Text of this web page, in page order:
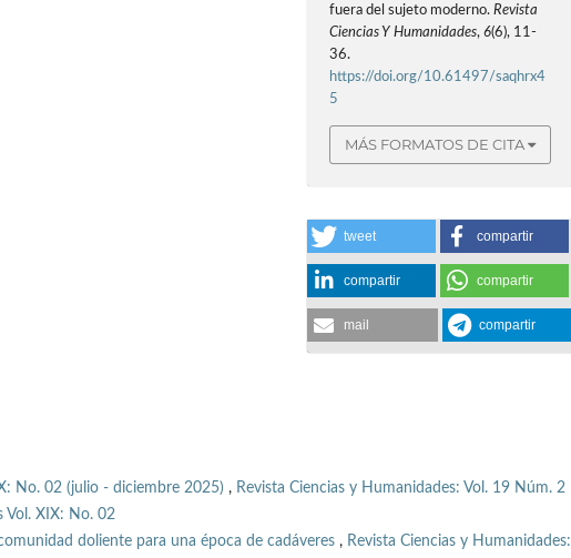
fuera del sujeto moderno.Revista
Ciencias Y Humanidades,6(6), 11-
36.
https://doi.org/10.61497/saqhrx4
5
MÁS FORMATOS DE CITA
tweet compartir
compartir compartir
mail compartir
No. 02 (julio - diciembre 2025) , Revista Ciencias y Humanidades: Vol. 19 Núm. 2
Vol. XIX: No. 02
doliente para una época de cadáveres , Revista Ciencias y Humanidades: